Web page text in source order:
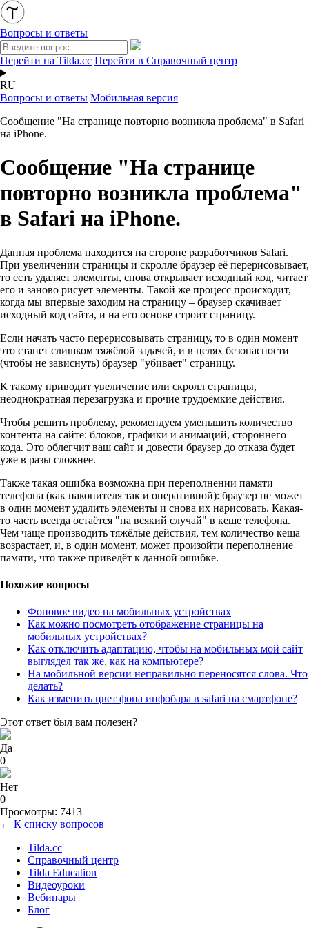
Вопросы и ответы
Перейти на Tilda.cc Перейти в Справочный центр
RU
Вопросы и ответы Мобильная версия
Сообщение "На странице повторно возникла проблема" в Safari
на iPhone.
Сообщение "На странице
повторно возникла проблема"
в Safari на iPhone.
Данная проблема находится на стороне разработчиков Safari.
При увеличении страницы и скролле браузер её перерисовывает,
то есть удаляет элементы, снова открывает исходный код, читает
его и заново рисует элементы. Такой же процесс происходит,
когда мы впервые заходим на страницу – браузер скачивает
исходный код сайта, и на его основе строит страницу.
Если начать часто перерисовывать страницу, то в один момент
это станет слишком тяжёлой задачей, и в целях безопасности
(чтобы не зависнуть) браузер "убивает" страницу.
К такому приводит увеличение или скролл страницы,
неоднократная перезагрузка и прочие трудоёмкие действия.
Чтобы решить проблему, рекомендуем уменьшить количество
контента на сайте: блоков, графики и анимаций, стороннего
кода. Это облегчит ваш сайт и довести браузер до отказа будет
уже в разы сложнее.
Также такая ошибка возможна при переполнении памяти
телефона (как накопителя так и оперативной): браузер не может
в один момент удалить элементы и снова их нарисовать. Какая-
то часть всегда остаётся "на всякий случай" в кеше телефона.
Чем чаще производить тяжёлые действия, тем количество кеша
возрастает, и, в один момент, может произойти переполнение
памяти, что также приведёт к данной ошибке.
Похожие вопросы
Фоновое видео на мобильных устройствах
Как можно посмотреть отображение страницы на
мобильных устройствах?
Как отключить адаптацию, чтобы на мобильных мой сайт
выглядел так же, как на компьютере?
На мобильной версии неправильно переносятся слова. Что
делать?
Как изменить цвет фона инфобара в safari на смартфоне?
Этот ответ был вам полезен?
Да
0
Нет
0
Просмотры: 7413
← К списку вопросов
Tilda.cc
Справочный центр
Tilda Education
Видеоуроки
Вебинары
Блог